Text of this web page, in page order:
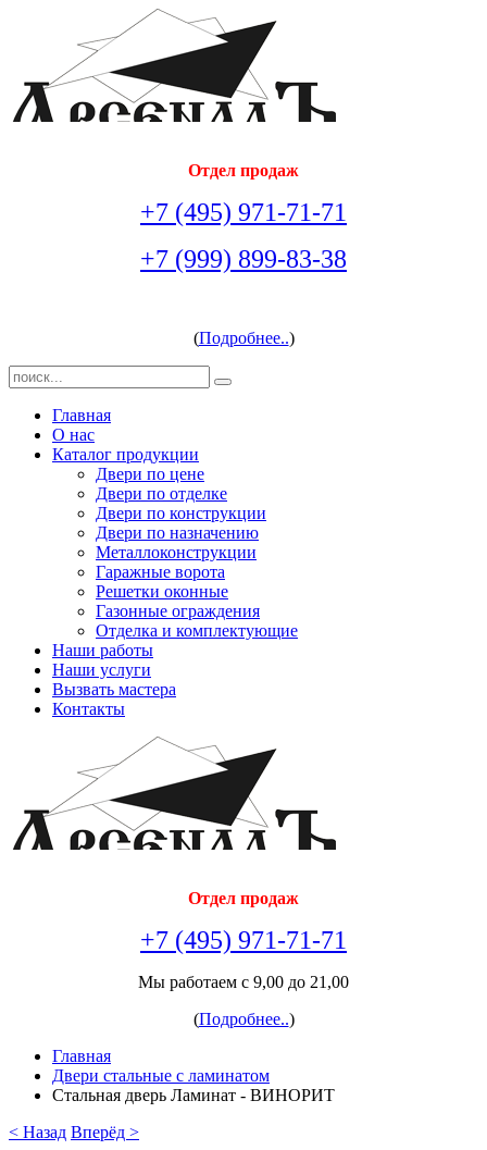
Отдел продаж
+7 (495) 971-71-71
+7 (999) 899-83-38
(Подробнее..)
Главная
О нас
Каталог продукции
Двери по цене
Двери по отделке
Двери по конструкции
Двери по назначению
Металлоконструкции
Гаражные ворота
Решетки оконные
Газонные ограждения
Отделка и комплектующие
Наши работы
Наши услуги
Вызвать мастера
Контакты
Отдел продаж
+7 (495) 971-71-71
Мы работаем с 9,00 до 21,00
(Подробнее..)
Главная
Двери стальные с ламинатом
Стальная дверь Ламинат - ВИНОРИТ
< Назад Вперёд >